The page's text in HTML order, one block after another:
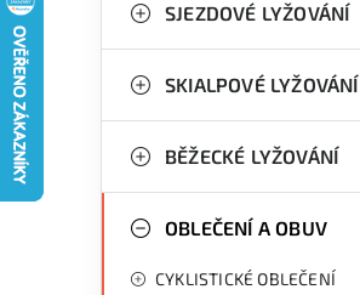
t
r
n
e
o
i
SJEZDOVÉ LYŽOVÁNÍ
SKIALPOVÉ LYŽOVÁNÍ
BĚŽECKÉ LYŽOVÁNÍ
OBLEČENÍ A OBUV
CYKLISTICKÉ OBLEČENÍ